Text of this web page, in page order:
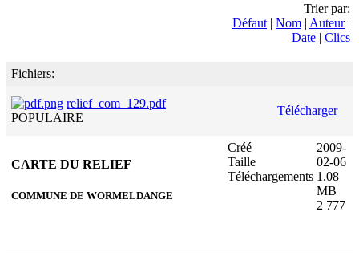
Trier par:
Défaut | Nom | Auteur|
Date | Clics
Fichiers:
relief_com_129.pdf
POPULAIRE
Télécharger
CARTE DU RELIEF
COMMUNE DE WORMELDANGE
Créé
Taille
Téléchargements
2009-
02-06
1.08
MB
2 777